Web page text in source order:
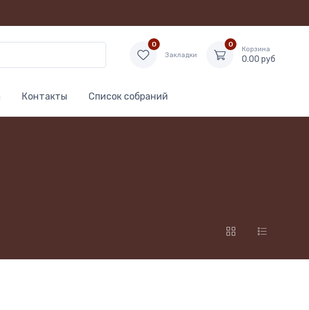
0
Закладки
0
Корзина
0.00 руб
Контакты Список собраний